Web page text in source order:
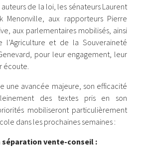
de la loi, les sénateurs Laurent
Menonville, aux rapporteurs Pierre
aux parlementaires mobilisés, ainsi
l’Agriculture et de la Souveraineté
pour leur engagement, leur
écoute.
une avancée majeure, son efficacité
des textes pris en son
mobiliseront particulièrement
dans les prochaines semaines :
séparation vente-conseil :